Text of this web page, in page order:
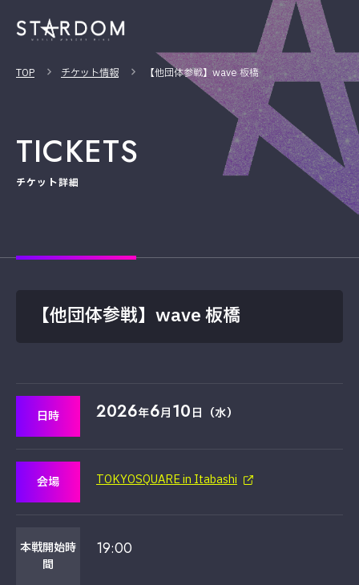
TOP チケット情報 【他団体参戦】wave 板橋
TICKETS
チケット詳細
【他団体参戦】wave 板橋
日時 2026年6月10日（水）
会場 TOKYOSQUARE in Itabashi
本戦開始時
間
19:00